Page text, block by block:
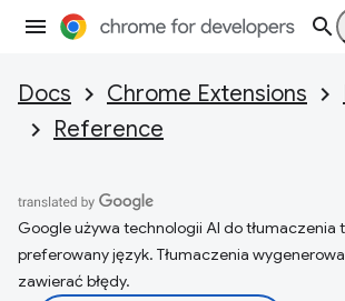
Docs Chrome Extensions
Reference
Google używa technologii AI do tłumaczenia
preferowany język. Tłumaczenia
zawierać błędy.